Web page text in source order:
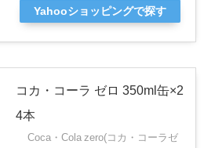
Yahooショッピングで探す
コカ・コーラ ゼロ 350ml缶×2
4本
Coca・Cola zero(コカ・コーラゼ